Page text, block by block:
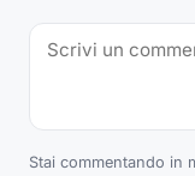
Stai commentando in